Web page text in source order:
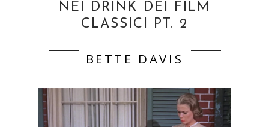
NEI DRINK DEI FILM
CLASSICI PT. 2
BETTE DAVIS